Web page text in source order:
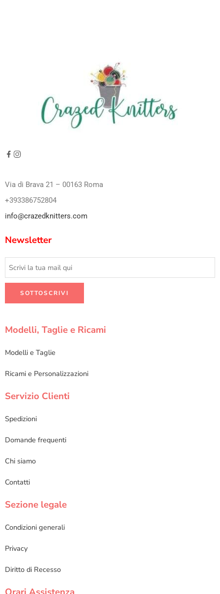
Via di Brava 21 – 00163 Roma
+393386752804
info@crazedknitters.com
Newsletter
Modelli, Taglie e Ricami
Modelli e Taglie
Ricami e Personalizzazioni
Servizio Clienti
Spedizioni
Domande frequenti
Chi siamo
Contatti
Sezione legale
Condizioni generali
Privacy
Diritto di Recesso